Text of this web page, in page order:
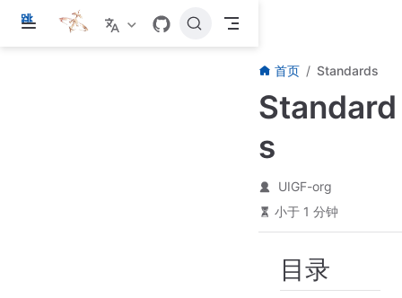
跳
首页 Standards
Standard
s
UIGF-org
小于 1 分钟
目录